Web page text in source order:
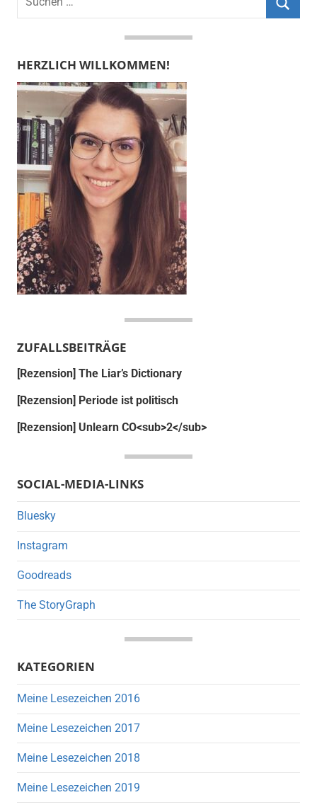
HERZLICH WILLKOMMEN!
ZUFALLSBEITRÄGE
[Rezension] The Liar’s Dictionary
[Rezension] Periode ist politisch
[Rezension] Unlearn CO<sub>2</sub>
SOCIAL-MEDIA-LINKS
Bluesky
Instagram
Goodreads
The StoryGraph
KATEGORIEN
Meine Lesezeichen 2016
Meine Lesezeichen 2017
Meine Lesezeichen 2018
Meine Lesezeichen 2019